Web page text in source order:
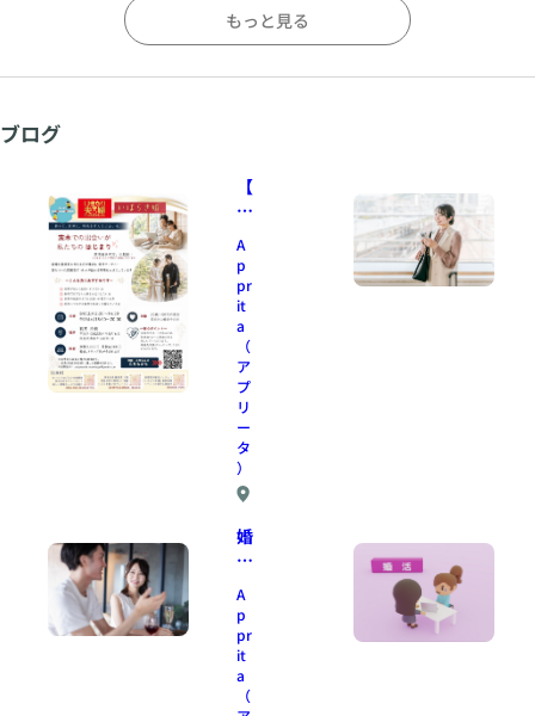
もっと見る
ブログ
【
参
者
募
集
】
茨
木
市
で
婚
活
パ
テ
ィ
ー
や
り
ま
す
！
A
p
pr
it
a
（
ア
プ
リ
ー
タ
）
急
京
線
南
茨
木
婚
活
ー
ト
で
「
起
A
p
pr
it
a
（